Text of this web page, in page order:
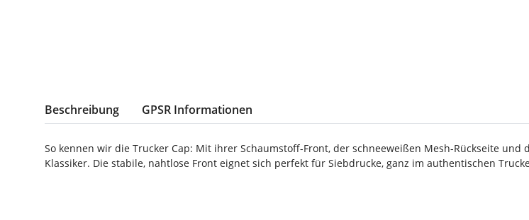
weitere Registerkarten anzeigen
Beschreibung GPSR Informationen
So kennen wir die Trucker Cap: Mit ihrer Schaumstoff-Front, der schneeweißen Mesh-Rückseite
Klassiker. Die stabile, nahtlose Front eignet sich perfekt für Siebdrucke, ganz im authentischen